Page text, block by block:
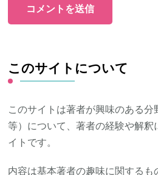
このサイトについて
このサイトは著者が興味のある
等）について、著者の経験や解
イトです。
内容は基本著者の趣味に関する